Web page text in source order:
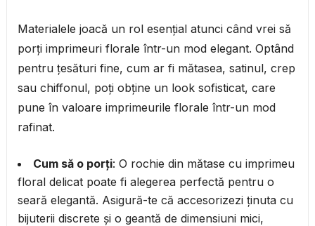
Materialele joacă un rol esențial atunci când vrei să
porți imprimeuri florale într-un mod elegant. Optând
pentru țesături fine, cum ar fi mătasea, satinul, crep
sau chiffonul, poți obține un look sofisticat, care
pune în valoare imprimeurile florale într-un mod
rafinat.
Cum să o porți: O rochie din mătase cu imprimeu
floral delicat poate fi alegerea perfectă pentru o
seară elegantă. Asigură-te că accesorizezi ținuta cu
bijuterii discrete și o geantă de dimensiuni mici,